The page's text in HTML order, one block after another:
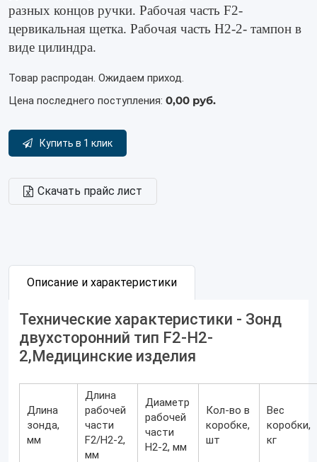
разных концов ручки. Рабочая часть F2-
цервикальная щетка. Рабочая часть Н2-2- тампон в
виде цилиндра.
Товар распродан. Ожидаем приход.
Цена последнего поступления: 0,00 руб.
Купить в 1 клик
Скачать прайс лист
Описание и характеристики
Технические характеристики - Зонд
двухсторонний тип F2-Н2-
2,Медицинские изделия
Длина
зонда,
мм
Длина
рабочей
части
F2/Н2-2,
мм
Диаметр
рабочей
части
Н2-2, мм
Кол-во в
коробке,
шт
Вес
коробки,
кг